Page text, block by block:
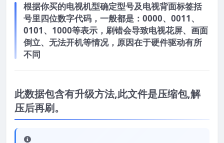
根据你买的电视机型确定型号及电视背面标签括
号里四位数字代码，一般都是：0000、0011、
0101、1000等表示，刷错会导致电视花屏、画面
倒立、无法开机等情况，原因在于硬件驱动有所
不同
此数据包含有升级方法,此文件是压缩包,解
压后再刷。